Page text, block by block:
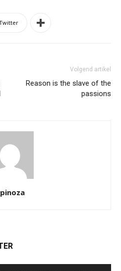
Volgend artikel
Reason is the slave of the
passions